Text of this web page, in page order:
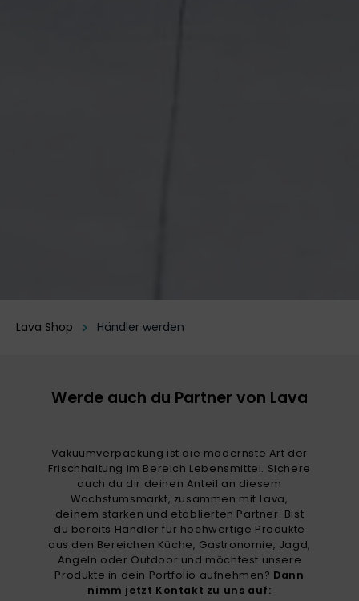
Lava Shop Händler werden
Werde auch du Partner von Lava
Vakuumverpackung ist die modernste Art der
Frischhaltung im Bereich Lebensmittel. Sichere
auch du dir deinen Anteil an diesem
Wachstumsmarkt, zusammen mit Lava,
deinem starken und etablierten Partner. Bist
du bereits Händler für hochwertige Produkte
aus den Bereichen Küche, Gastronomie, Jagd,
Angeln oder Outdoor und möchtest unsere
Produkte in dein Portfolio aufnehmen? Dann
nimm jetzt Kontakt zu uns auf: